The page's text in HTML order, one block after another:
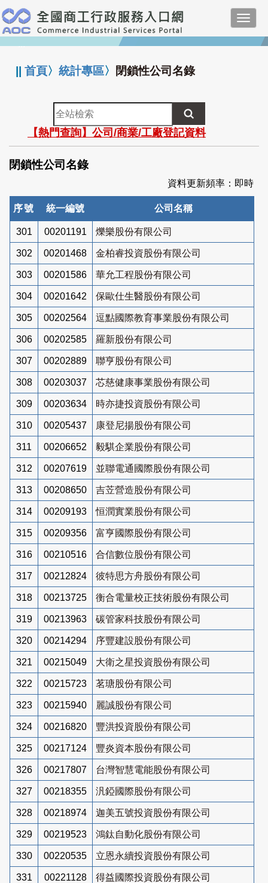
跳
到
主
要
:::
||首頁〉統計專區〉 閉鎖性公司名錄
全
站
檢
索
【熱門查詢】公司/商業/工廠登記資料
閉鎖性公司名錄
資料更新頻率：即時
序號 統一編號 公司名稱
301 00201191 爍樂股份有限公司
302 00201468 金柏睿投資股份有限公司
303 00201586 華允工程股份有限公司
304 00201642 保歐仕生醫股份有限公司
305 00202564 逗點國際教育事業股份有限公司
306 00202585 羅新股份有限公司
307 00202889 聯亨股份有限公司
308 00203037 芯慈健康事業股份有限公司
309 00203634 時亦捷投資股份有限公司
310 00205437 康登尼揚股份有限公司
311 00206652 毅騏企業股份有限公司
312 00207619 並聯電通國際股份有限公司
313 00208650 吉苙營造股份有限公司
314 00209193 恒潤實業股份有限公司
315 00209356 富亨國際股份有限公司
316 00210516 合信數位股份有限公司
317 00212824 彼特思方舟股份有限公司
318 00213725 衡合電量校正技術股份有限公司
319 00213963 碳管家科技股份有限公司
320 00214294 序豐建設股份有限公司
321 00215049 大衛之星投資股份有限公司
322 00215723 茗瑭股份有限公司
323 00215940 麗誠股份有限公司
324 00216820 豐洪投資股份有限公司
325 00217124 豐炎資本股份有限公司
326 00217807 台灣智慧電能股份有限公司
327 00218355 汎錏國際股份有限公司
328 00218974 迦美五號投資股份有限公司
329 00219523 鴻鈦自動化股份有限公司
330 00220535 立恩永續投資股份有限公司
331 00221128 得益國際投資股份有限公司